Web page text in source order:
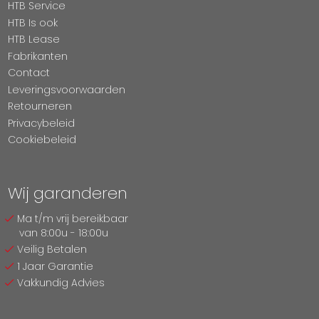
HTB Service
HTB Is ook
HTB Lease
Fabrikanten
Contact
Leveringsvoorwaarden
Retourneren
Privacybeleid
Cookiebeleid
Wij garanderen
Ma t/m vrij bereikbaar
van 8:00u - 18:00u
Veilig Betalen
1 Jaar Garantie
Vakkundig Advies